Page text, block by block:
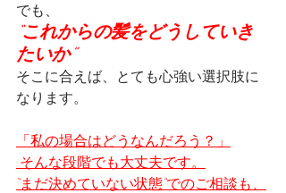
でも、
“これからの髪をどうしていき
たいか”
そこに合えば、とても心強い選択肢に
なります。
「私の場合はどうなんだろう？」
そんな段階でも大丈夫です。
“まだ決めていない状態”でのご相談も、